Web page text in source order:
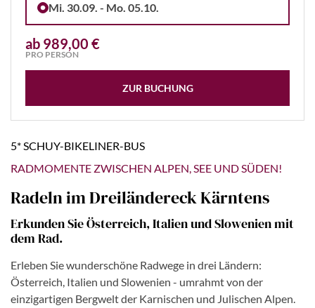
Mi. 30.09. - Mo. 05.10.
ab 989,00 €
PRO PERSON
ZUR BUCHUNG
5* SCHUY-BIKELINER-BUS
RADMOMENTE ZWISCHEN ALPEN, SEE UND SÜDEN!
Radeln im Dreiländereck Kärntens
Erkunden Sie Österreich, Italien und Slowenien mit
dem Rad.
Erleben Sie wunderschöne Radwege in drei Ländern:
Österreich, Italien und Slowenien - umrahmt von der
einzigartigen Bergwelt der Karnischen und Julischen Alpen.